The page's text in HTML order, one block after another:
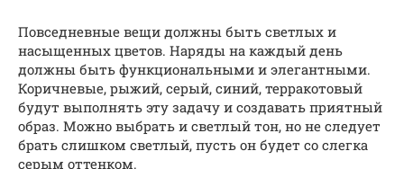
Повседневные вещи должны быть светлых и
насыщенных цветов. Наряды на каждый день
должны быть функциональными и элегантными.
Коричневые, рыжий, серый, синий, терракотовый
будут выполнять эту задачу и создавать приятный
образ. Можно выбрать и светлый тон, но не следует
брать слишком светлый, пусть он будет со слегка
серым оттенком.